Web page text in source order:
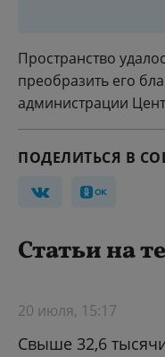
Пространство
преобразить его
администрации
ПОДЕЛИТЬСЯ В
Статьи на
20 июля, 15:17
Свыше 32,6